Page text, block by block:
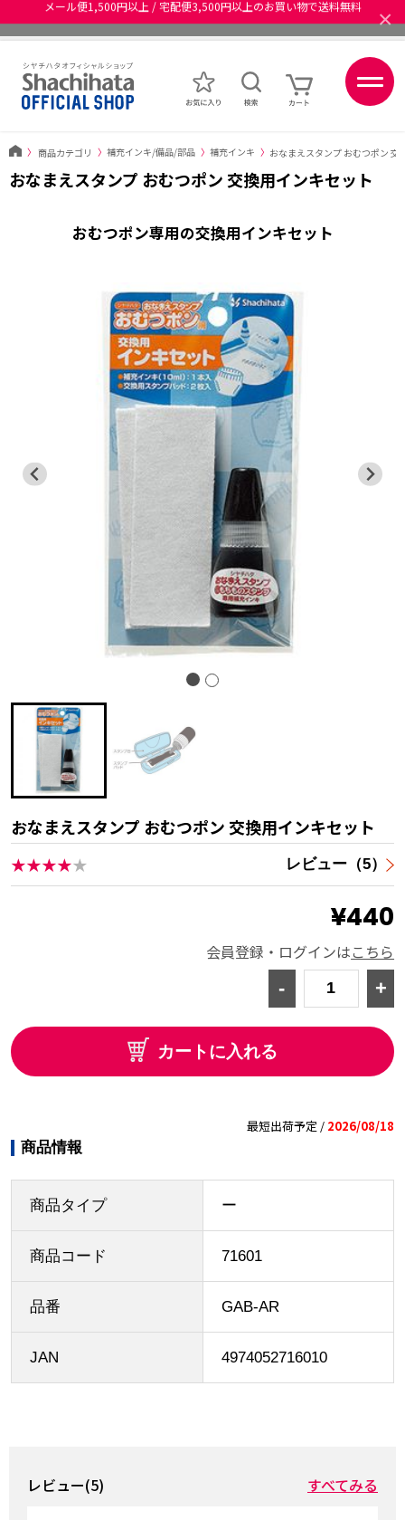
あなたに最適なスタンプをシヤチハタがレコメンド
〉 商品カテゴリ 〉 補充インキ/備品/部品 〉 補充インキ 〉 おなまえスタンプ おむつポン 交
おなまえスタンプ おむつポン 交換用インキセット
×
おむつポン専用の交換用インキセット
おなまえスタンプ おむつポン 交換用インキセット
★★★★★ レビュー（5）
¥440
会員登録・ログインはこちら
- +
カートに入れる
最短出荷予定 / 2026/08/18
商品情報
商品タイプ ー
商品コード 71601
品番 GAB-AR
JAN 4974052716010
レビュー(5) すべてみる